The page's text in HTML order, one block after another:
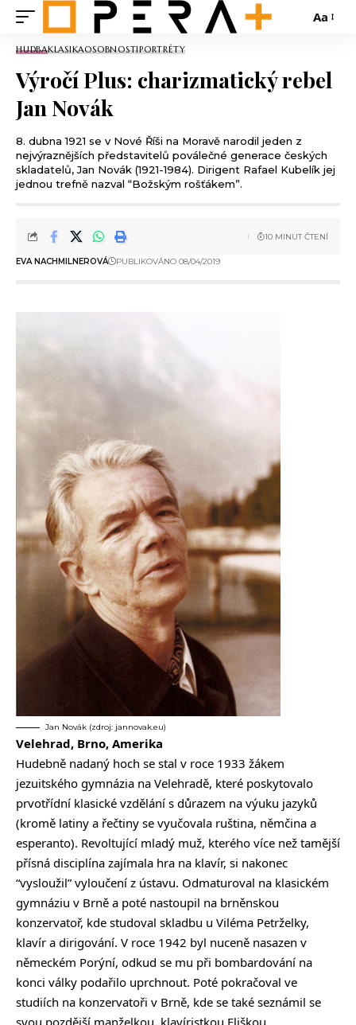
Aa
HUDBAKLASIKAOSOBNOSTIPORTRÉTY
Výročí Plus: charizmatický rebel
Jan Novák
8. dubna 1921 se v Nové Říši na Moravě narodil jeden z
nejvýraznějších představitelů poválečné generace českých
skladatelů, Jan Novák (1921-1984). Dirigent Rafael Kubelík jej
jednou trefně nazval “Božským rošťákem”.
EVA NACHMILNEROVÁ PUBLIKOVÁNO 08/04/2019
10 MINUT ČTENÍ
Jan Novák (zdroj: jannovak.eu)
Velehrad, Brno, Amerika
Hudebně nadaný hoch se stal v roce 1933 žákem
jezuitského gymnázia na Velehradě, které poskytovalo
prvotřídní klasické vzdělání s důrazem na výuku jazyků
(kromě latiny a řečtiny se vyučovala ruština, němčina a
esperanto). Revoltující mladý muž, kterého více než tamější
přísná disciplína zajímala hra na klavír, si nakonec
“vysloužil” vyloučení z ústavu. Odmaturoval na klasickém
gymnáziu v Brně a poté nastoupil na brněnskou
konzervatoř, kde studoval skladbu u Viléma Petrželky,
klavír a dirigování. V roce 1942 byl nuceně nasazen v
německém Porýní, odkud se mu při bombardování na
konci války podařilo uprchnout. Poté pokračoval ve
studiích na konzervatoři v Brně, kde se také seznámil se